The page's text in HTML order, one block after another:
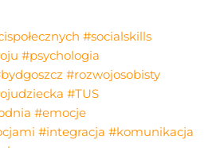
#socialskills
#psychologia
#rozwojosobisty
#TUS
#emocje
#integracja #komunikacja